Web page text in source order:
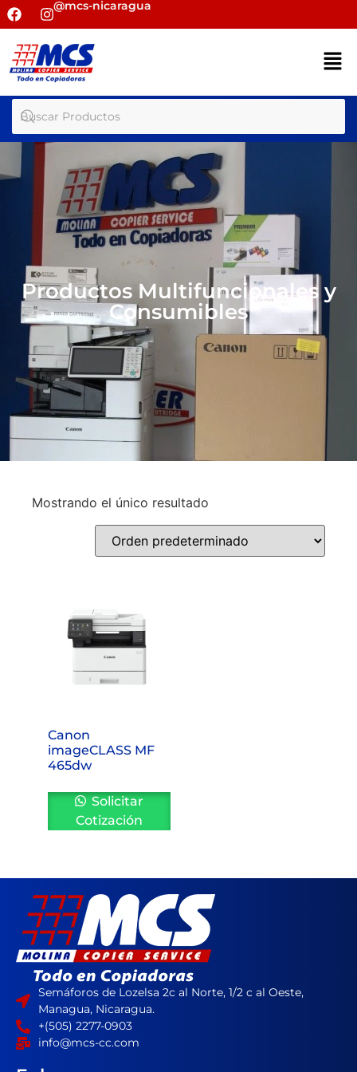
@mcs-nicaragua
Productos Multifuncionales y
Consumibles
Mostrando el único resultado
Canon
imageCLASS MF
465dw
Solicitar
Cotización
Semáforos de Lozelsa 2c al Norte, 1/2 c al Oeste,
Managua, Nicaragua.
+(505) 2277-0903
info@mcs-cc.com